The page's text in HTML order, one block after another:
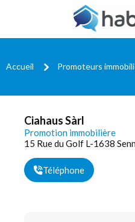
Accueil Promoteurs
Ciahaus Sàrl
Promotion immobilière
15 Rue du Golf L-1638
Téléphone